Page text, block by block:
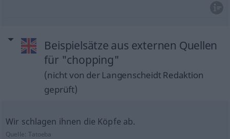
Beispielsätze aus externen Quellen
für "chopping"
(nicht von der Langenscheidt Redaktion
geprüft)
Wir schlagen ihnen die Köpfe ab.
Quelle:Tatoeba